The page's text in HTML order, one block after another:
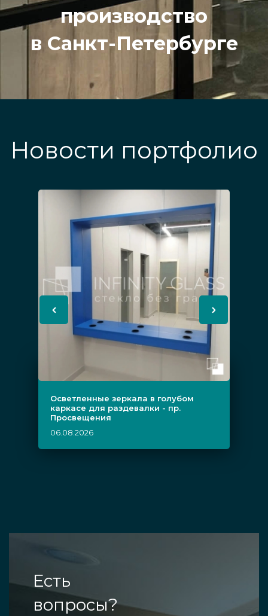
производство
в Санкт-Петербурге
Новости портфолио
Осветленные зеркала в голубом
каркасе для раздевалки - пр.
Просвещения
06.08.2026
Есть
вопросы?